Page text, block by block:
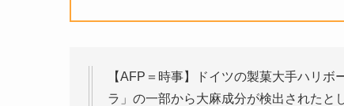
【AFP＝時事】ドイツの製菓大手ハリ
ラ」の一部から大麻成分が検出されたと